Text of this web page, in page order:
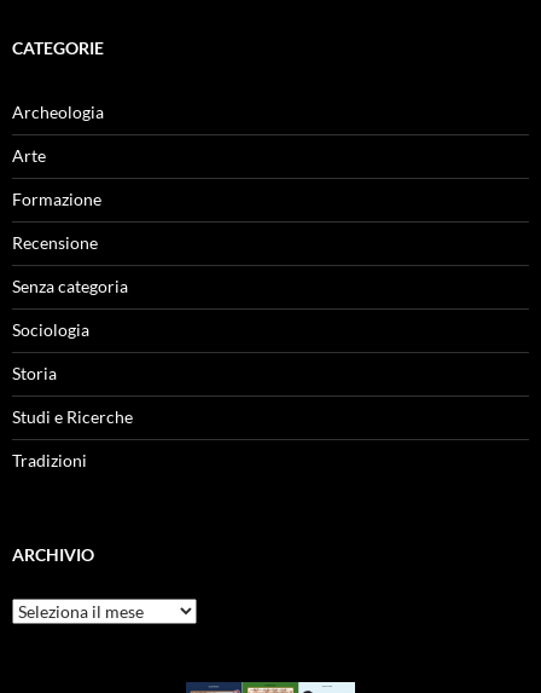
CATEGORIE
Archeologia
Arte
Formazione
Recensione
Senza categoria
Sociologia
Storia
Studi e Ricerche
Tradizioni
ARCHIVIO
Archivio